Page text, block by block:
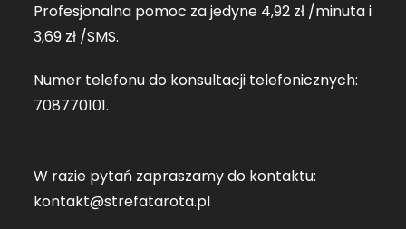
Profesjonalna pomoc za jedyne 4,92 zł /minuta i
3,69 zł /SMS.
Numer telefonu do konsultacji telefonicznych:
708770101.
W razie pytań zapraszamy do kontaktu:
kontakt@strefatarota.pl